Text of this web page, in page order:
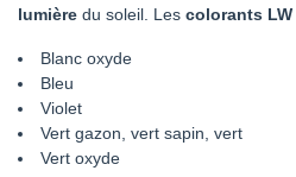
lumière du soleil. Les colorants LW
Blanc oxyde
Bleu
Violet
Vert gazon, vert sapin, vert
Vert oxyde